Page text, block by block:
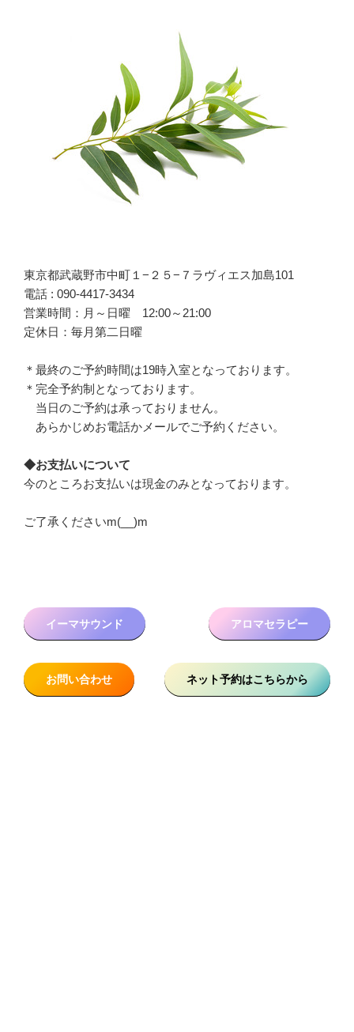
東京都武蔵野市中町１−２５−７ラヴィエス加島101
電話 : 090-4417-3434
営業時間：月～日曜 12:00～21:00
定休日：毎月第二日曜
＊最終のご予約時間は19時入室となっております。
＊完全予約制となっております。
当日のご予約は承っておりません。
あらかじめお電話かメールでご予約ください。
◆お支払いについて
今のところお支払いは現金のみとなっております。
ご了承くださいm(__)m
イーマサウンド アロマセラピー
お問い合わせ ネット予約はこちらから